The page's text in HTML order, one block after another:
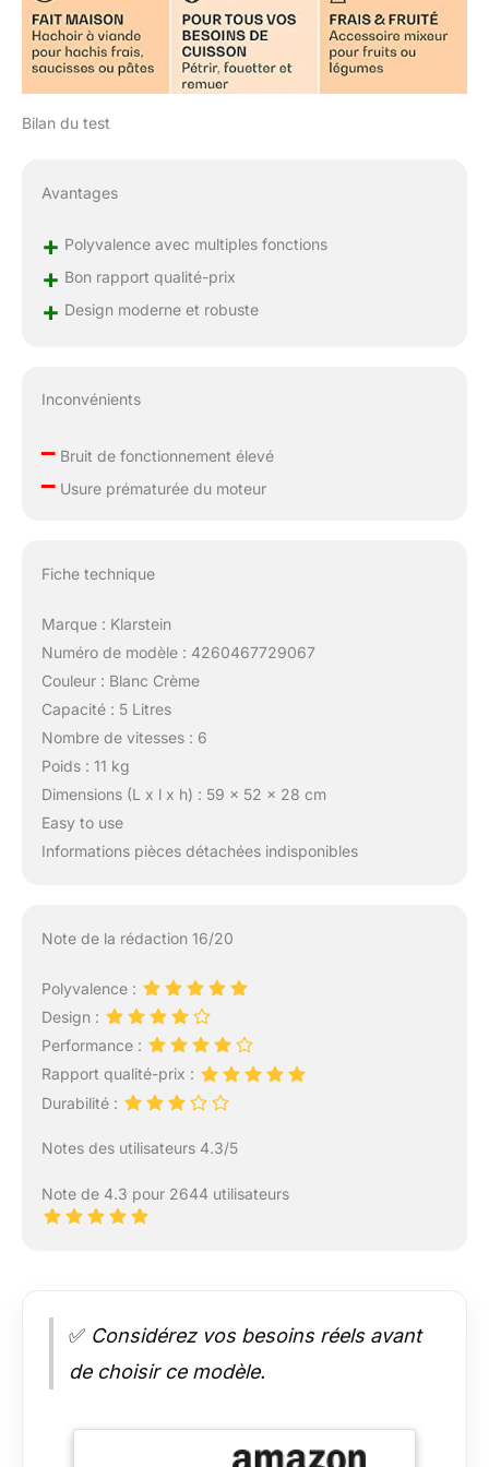
Bilan du test
Avantages
+ Polyvalence avec multiples fonctions
+ Bon rapport qualité-prix
+ Design moderne et robuste
Inconvénients
–Bruit de fonctionnement élevé
–Usure prématurée du moteur
Fiche technique
Marque : Klarstein
Numéro de modèle : 4260467729067
Couleur : Blanc Crème
Capacité : 5 Litres
Nombre de vitesses : 6
Poids : 11 kg
Dimensions (L x l x h) : 59 x 52 x 28 cm
Easy to use
Informations pièces détachées indisponibles
Note de la rédaction 16/20
Polyvalence :
Design :
Performance :
Rapport qualité-prix :
Durabilité :
Notes des utilisateurs 4.3/5
Note de 4.3 pour 2644 utilisateurs
✅ Considérez vos besoins réels avant
de choisir ce modèle.